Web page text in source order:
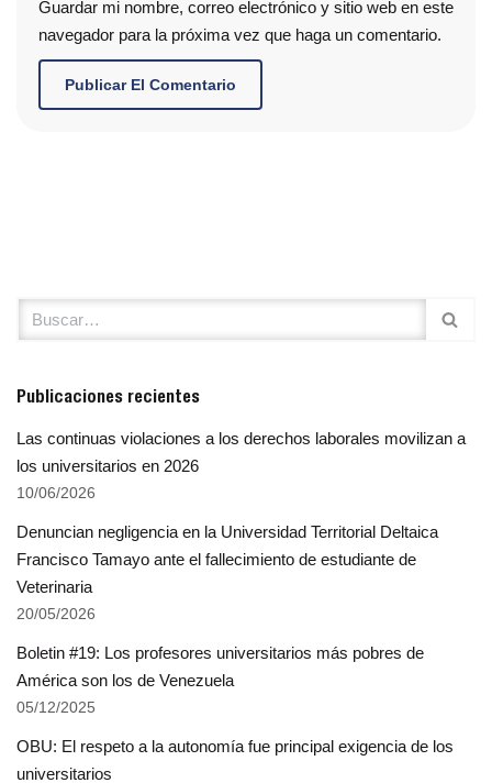
Guardar mi nombre, correo electrónico y sitio web en este
navegador para la próxima vez que haga un comentario.
Publicaciones recientes
Las continuas violaciones a los derechos laborales movilizan a
los universitarios en 2026
10/06/2026
Denuncian negligencia en la Universidad Territorial Deltaica
Francisco Tamayo ante el fallecimiento de estudiante de
Veterinaria
20/05/2026
Boletin #19: Los profesores universitarios más pobres de
América son los de Venezuela
05/12/2025
OBU: El respeto a la autonomía fue principal exigencia de los
universitarios